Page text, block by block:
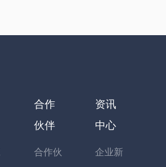
合作
伙伴
合作伙
资讯
中心
企业新